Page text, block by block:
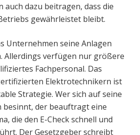
auch dazu beitragen, dass die
gewährleistet bleibt.
Unternehmen seine Anlagen
Allerdings verfügen nur größere
Fachpersonal. Das
Elektrotechnikern ist
Strategie. Wer sich auf seine
besinnt, der beauftragt eine
die den E-Check schnell und
Der Gesetzgeber schreibt